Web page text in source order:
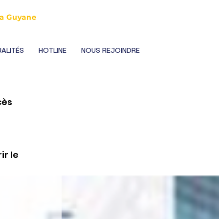
HOTLINE NOUS REJOINDRE
le